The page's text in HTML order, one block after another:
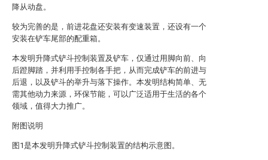
降从动盘。
较为完善的是，前进花盘还安装有变速装置，还设有一个
安装在铲车尾部的配重箱。
本发明升降式铲斗控制装置及铲车，仅通过用脚向前、向
后蹬脚踏，并利用手控制各手把，从而完成铲车的前进与
后退，以及铲斗的举升与落下操作。本发明结构简单、无
需其他动力来源，环保节能，可以广泛适用于生活的各个
领域，值得大力推广。
附图说明
图1是本发明升降式铲斗控制装置的结构示意图。